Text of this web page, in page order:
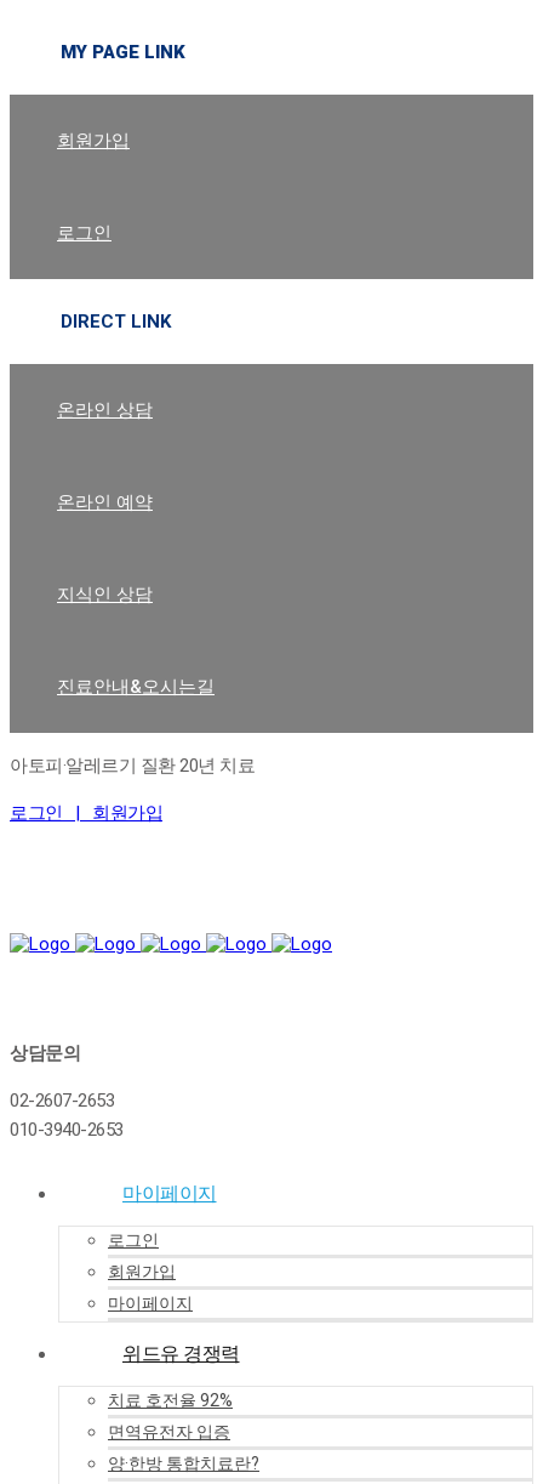
MY PAGE LINK
회원가입
로그인
DIRECT LINK
온라인 상담
온라인 예약
지식인 상담
진료안내&오시는길
아토피·알레르기 질환 20년 치료
로그인 | 회원가입
상담문의
02-2607-2653
010-3940-2653
마이페이지
로그인
회원가입
마이페이지
위드유 경쟁력
치료 호전율 92%
면역유전자 입증
양·한방 통합치료란?